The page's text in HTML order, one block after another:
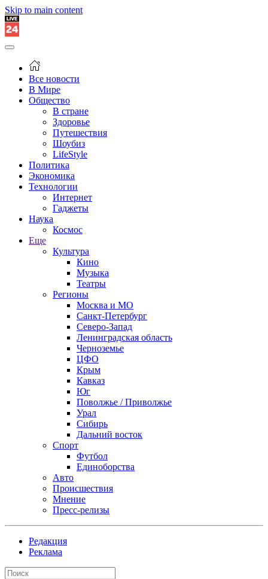
Skip to main content
Все новости
В Мире
Общество
В стране
Здоровье
Путешествия
Шоубиз
LifeStyle
Политика
Экономика
Технологии
Интернет
Гаджеты
Наука
Космос
Еще
Культура
Кино
Музыка
Театры
Регионы
Москва и МО
Санкт-Петербург
Северо-Запад
Ленинградская область
Черноземье
ЦФО
Крым
Кавказ
Юг
Поволжье / Приволжье
Урал
Сибирь
Дальний восток
Спорт
Футбол
Единоборства
Авто
Происшествия
Мнение
Пресс-релизы
Редакция
Реклама